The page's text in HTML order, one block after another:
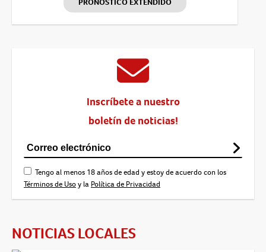
Inscríbete a nuestro
boletín de noticias!
Tengo al menos 18 años de edad y estoy de acuerdo con los
Términos de Usoy la Política de Privacidad
NOTICIAS LOCALES